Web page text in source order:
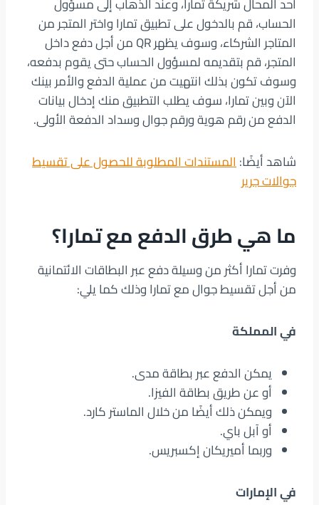
أحد المحال شريكة تمارا، وعند الذهاب إلى مسؤول
الحساب، قم بالدخول على تطبيق تمارا واختر المتجر من
المتاجر الشركاء، وسوف يظهر QR من أجل دفع داخل
المتجر، قم بتقديمه لمسؤول الحساب حتى يقوم بدفعه،
وسوف تكون بذلك انتهيت من عملية الدفع والأمر بينك
الآن وبين تمارا، سوف يطلب التطبيق منك إدخال بيانات
الدفع من رقم هوية ورقم جوال وسداد الدفعة الأولى.
شاهد أيضًا:المستندات المطلوبة للحصول على تقسيط
جوالات جرير
ما هي طرق الدفع مع تمارا؟
وفرت تمارا أكثر من وسيلة دفع عبر البطاقات الائتمانية
من أجل تقسيط جوال مع تمارا وذلك كما يلي:
في المملكة
يمكن الدفع عبر بطاقة مدى.
أو عن طريق بطاقة الفيزا.
ويمكن ذلك أيضًا من خلال الماستر كارد.
أو آبل باي.
وربما أميريكان إكسبريس.
في الإمارات